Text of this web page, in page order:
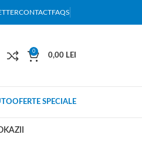
CONTACTFAQS
0
0,00 LEI
OFERTE SPECIALE